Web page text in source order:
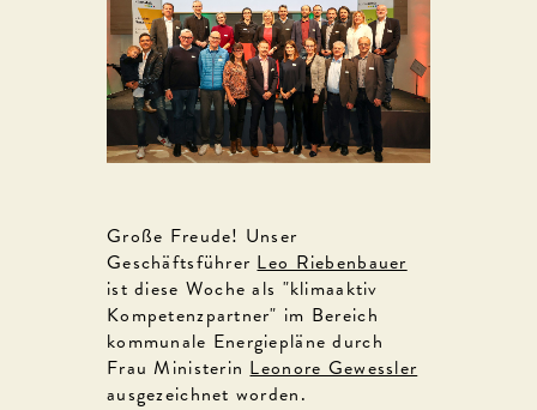
Große Freude! Unser
Geschäftsführer Leo Riebenbauer
ist diese Woche als "klimaaktiv
Kompetenzpartner" im Bereich
kommunale Energiepläne durch
Frau Ministerin Leonore Gewessler
ausgezeichnet worden.